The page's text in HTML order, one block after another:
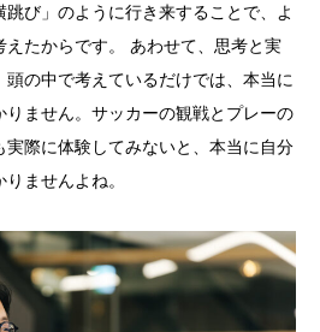
び」のように行き来することで、よ
えたからです。 あわせて、思考と実
の中で考えているだけでは、本当に
ません。サッカーの観戦とプレーの
際に体験してみないと、本当に自分
ませんよね。